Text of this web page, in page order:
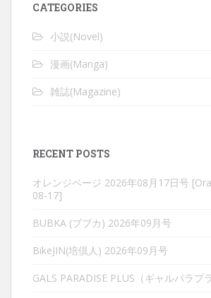
CATEGORIES
小説(Novel)
漫画(Manga)
雑誌(Magazine)
RECENT POSTS
オレンジページ 2026年08月17日号
08-17]
BUBKA (ブブカ) 2026年09月号
BikeJIN(培倶人) 2026年09月号
GALS PARADISE PLUS（ギャルパラプ